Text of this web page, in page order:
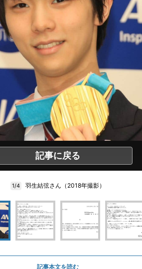
記事に戻る
1/4 羽生結弦さん（2018年撮影）
記事本文を読む